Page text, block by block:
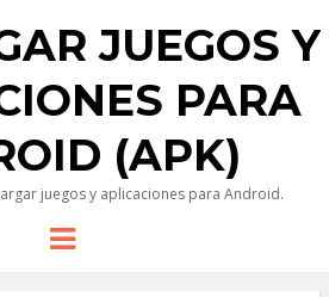
JUEGOS Y
PARA
(APK)
juegos y aplicaciones para Android.
Menu